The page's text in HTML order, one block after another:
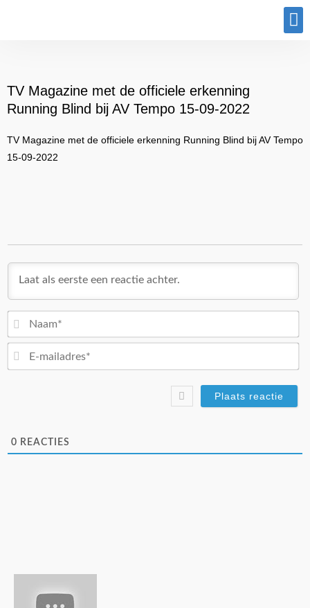
TV Magazine met de officiele erkenning
Running Blind bij AV Tempo 15-09-2022
TV Magazine met de officiele erkenning Running Blind bij AV Tempo
15-09-2022
0 REACTIES